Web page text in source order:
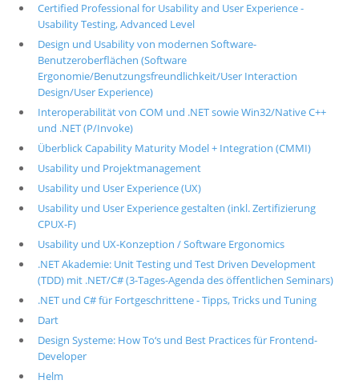
Certified Professional for Usability and User Experience -
Usability Testing, Advanced Level
Design und Usability von modernen Software-
Benutzeroberflächen (Software
Ergonomie/Benutzungsfreundlichkeit/User Interaction
Design/User Experience)
Interoperabilität von COM und .NET sowie Win32/Native C++
und .NET (P/Invoke)
Überblick Capability Maturity Model + Integration (CMMI)
Usability und Projektmanagement
Usability und User Experience (UX)
Usability und User Experience gestalten (inkl. Zertifizierung
CPUX-F)
Usability und UX-Konzeption / Software Ergonomics
.NET Akademie: Unit Testing und Test Driven Development
(TDD) mit .NET/C# (3-Tages-Agenda des öffentlichen Seminars)
.NET und C# für Fortgeschrittene - Tipps, Tricks und Tuning
Dart
Design Systeme: How To‘s und Best Practices für Frontend-
Developer
Helm